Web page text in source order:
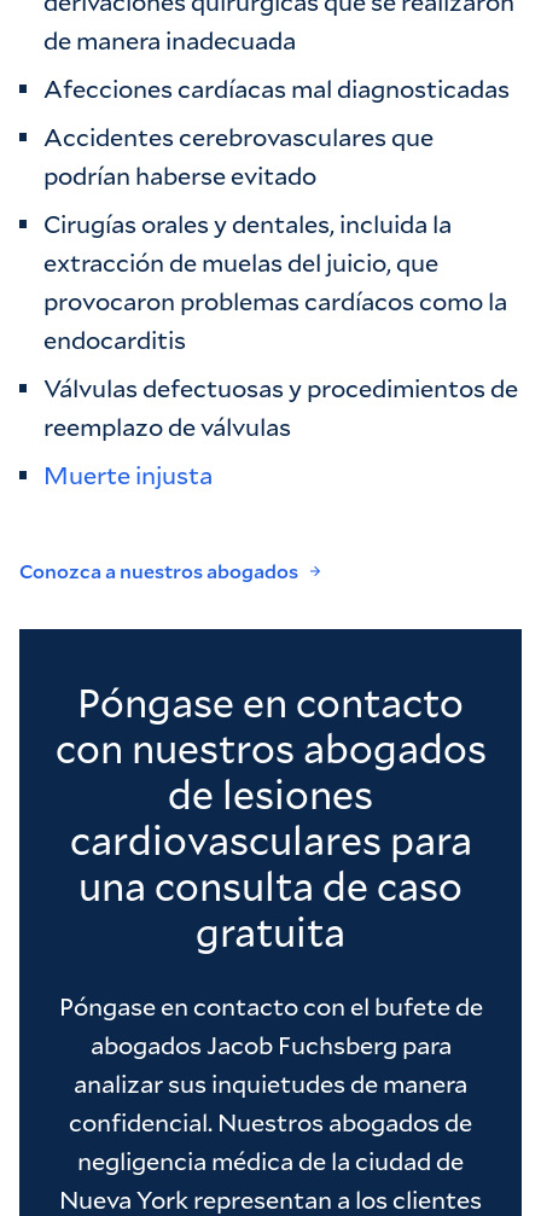
de manera inadecuada
Afecciones cardíacas mal diagnosticadas
Accidentes cerebrovasculares que
podrían haberse evitado
Cirugías orales y dentales, incluida la
extracción de muelas del juicio, que
provocaron problemas cardíacos como la
endocarditis
Válvulas defectuosas y procedimientos de
reemplazo de válvulas
Muerte injusta
Conozca a nuestros abogados
Póngase en contacto
con nuestros abogados
de lesiones
cardiovasculares para
una consulta de caso
gratuita
Póngase en contacto con el bufete de
abogados Jacob Fuchsberg para
analizar sus inquietudes de manera
confidencial. Nuestros abogados de
negligencia médica de la ciudad de
Nueva York representan a los clientes